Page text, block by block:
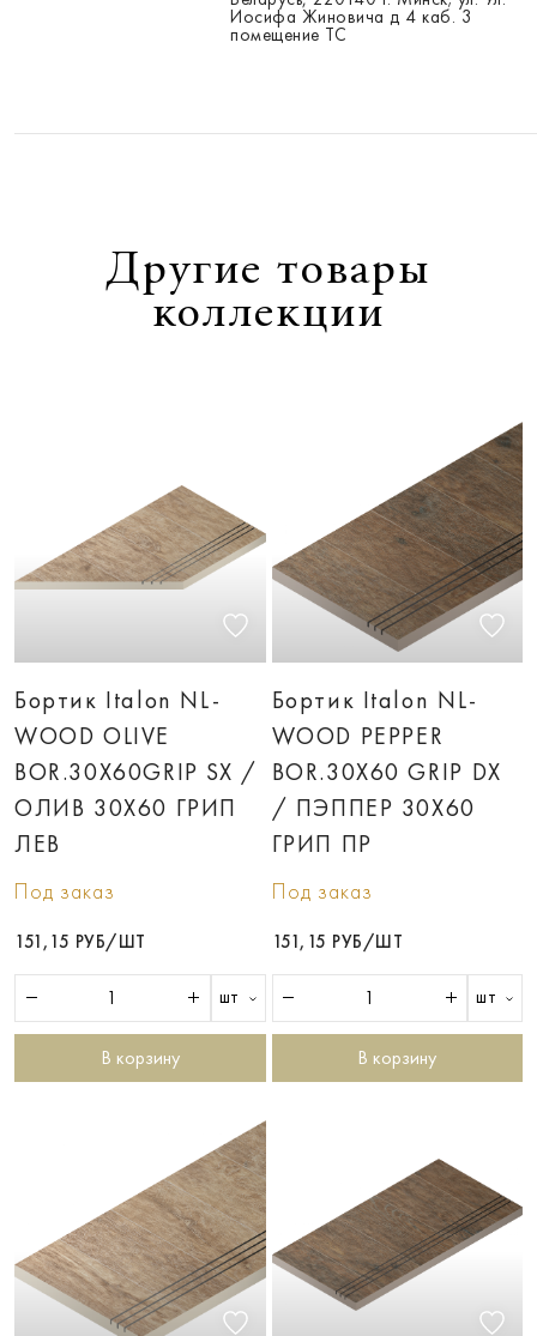
Иосифа Жиновича д 4 каб. 3
помещение ТС
Другие товары
коллекции
Бортик Italon NL-
WOOD OLIVE
BOR.30X60GRIP SX /
ОЛИВ 30X60 ГРИП
ЛЕВ
Под заказ
151,15 РУБ/ШТ
шт
В корзину
Бортик Italon NL-
WOOD PEPPER
BOR.30X60 GRIP DX
/ ПЭППЕР 30X60
ГРИП ПР
Под заказ
151,15 РУБ/ШТ
шт
В корзину